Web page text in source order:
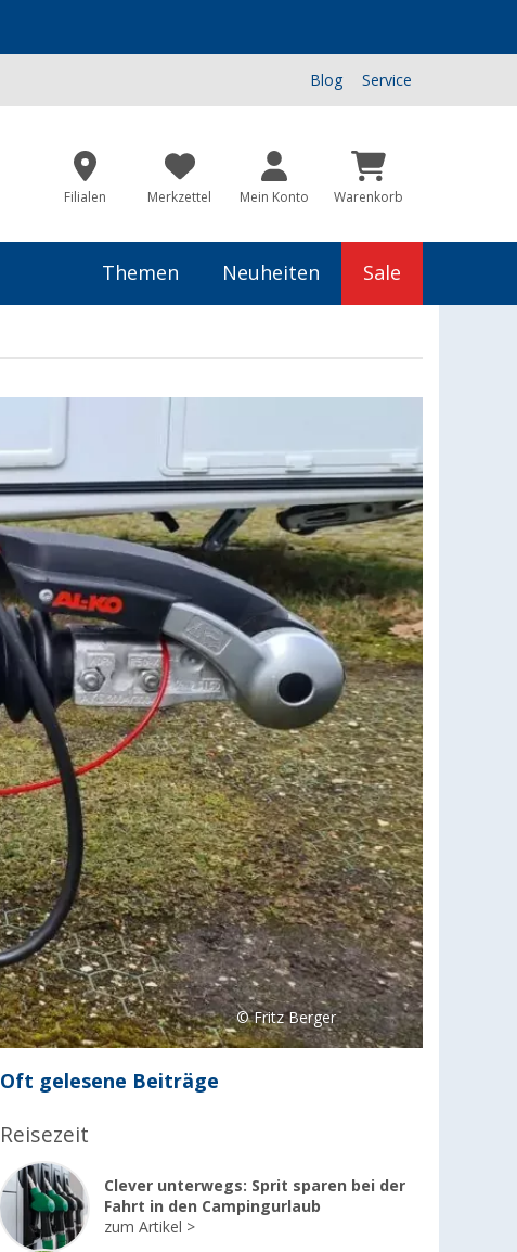
Blog Service
Filialen Merkzettel Mein Konto Warenkorb
Themen Neuheiten Sale
© Fritz Berger
Oft gelesene Beiträge
Reisezeit
Clever unterwegs: Sprit sparen bei der
Fahrt in den Campingurlaub
zum Artikel